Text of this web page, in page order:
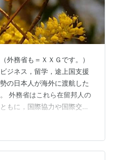
外務省も＝ＸＸＧです。）
ジネス，留学，途上国支援
の日本人が海外に渡航した
外務省はこれら在留邦人の
もに，国際協力や国際交流
されています。この中で、
際協力や国際交流など外交
います。」だと思います。